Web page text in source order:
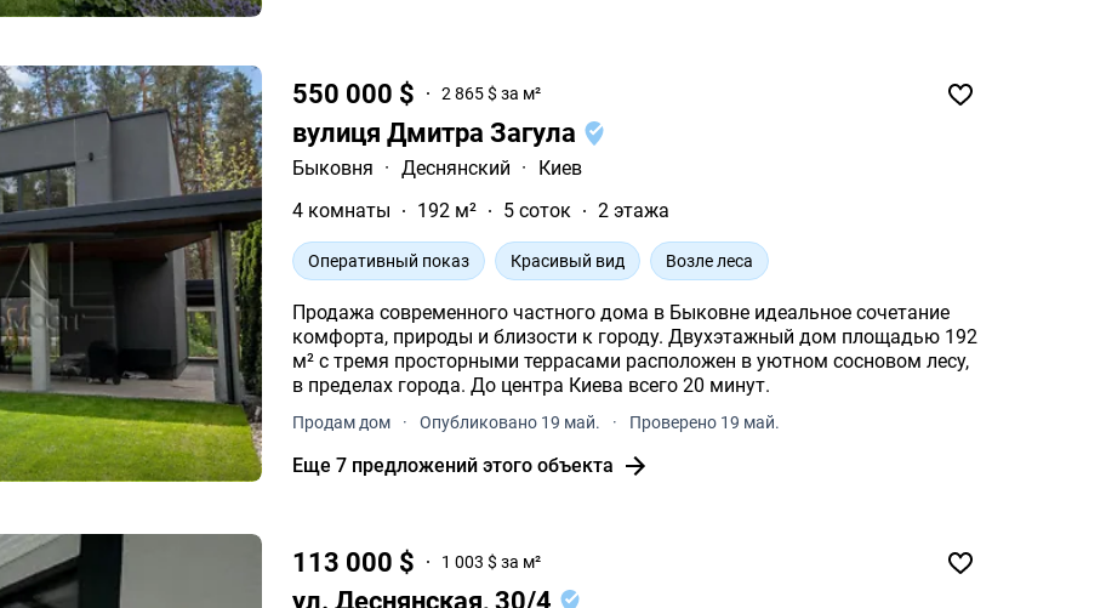
550 000 $ 2 865 $ за м²
вулиця Дмитра Загула
Быковня · Деснянский ·
Киев
4 комнаты
192 м² 5 соток 2 этажа
Оперативный показ Красивый вид Возле леса
Продажа современного частного дома в Быковне идеальное сочетание
комфорта, природы и близости к городу. Двухэтажный дом площадью 192
м² с тремя просторными террасами расположен в уютном сосновом лесу,
в пределах города. До центра Киева всего 20 минут.
Продам дом · Опубликовано 19 май. · Проверено 19 май.
Еще 7 предложений этого объекта
113 000 $ 1 003 $ за м²
ул. Деснянская, 30/4